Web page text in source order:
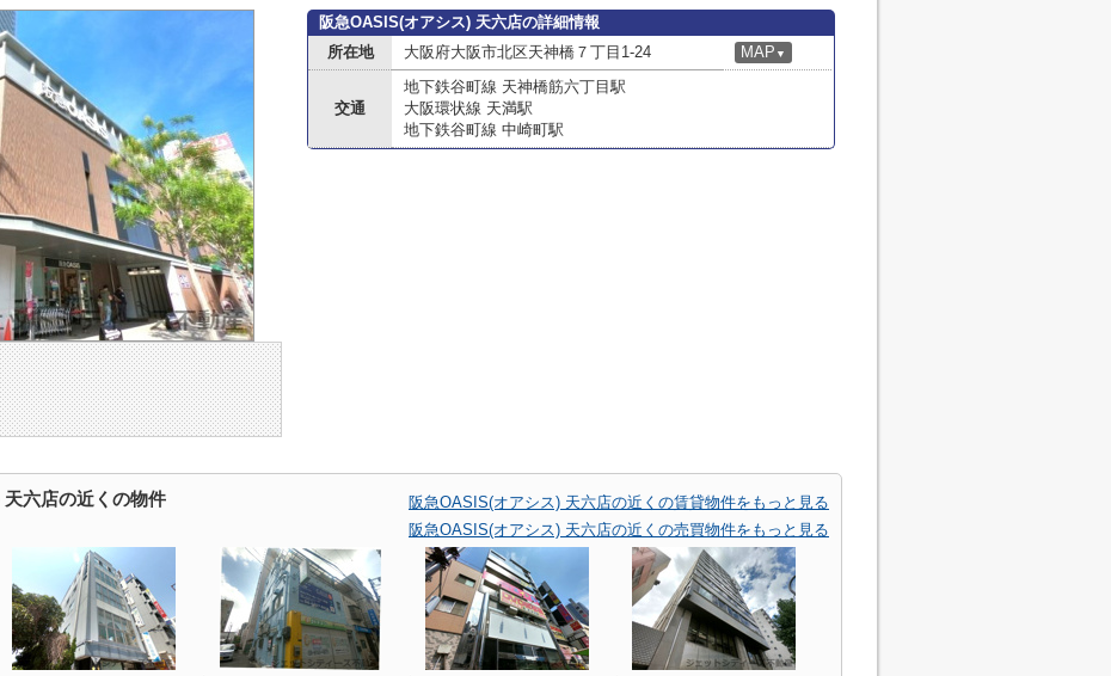
阪急OASIS(オアシス) 天六店の詳細情報
所在地
大阪府大阪市北区天神橋７丁目1-24 MAP ▼
交通
地下鉄谷町線 天神橋筋六丁目駅
大阪環状線 天満駅
地下鉄谷町線 中崎町駅
六店の近くの物件
阪急OASIS(オアシス) 天六店の近くの賃貸物件をもっと見る
阪急OASIS(オアシス) 天六店の近くの売買物件をもっと見る